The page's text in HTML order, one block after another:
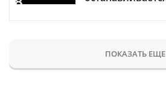
ПОКАЗАТЬ ЕЩЕ